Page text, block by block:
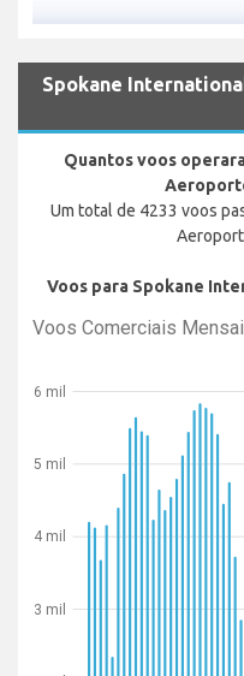
Spokane
Quantos voos
Um total de 4233 voos
Voos para Spokane
Voos Comerciais
3 mil
4 mil
5 mil
6 mil